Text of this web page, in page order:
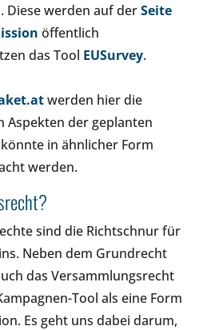
Diese werden auf derSeite
öffentlich
das Tool EUSurvey.
werden hier die
Aspekten der geplanten
in ähnlicher Form
werden.
sind die Richtschnur für
Neben dem Grundrecht
das Versammlungsrecht
Tool als eine Form
Es geht uns dabei darum,